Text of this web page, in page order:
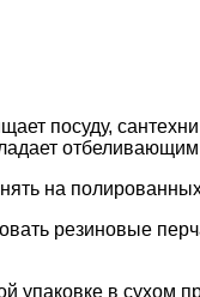
посуду,
на
резиновые
упаковке в сухом